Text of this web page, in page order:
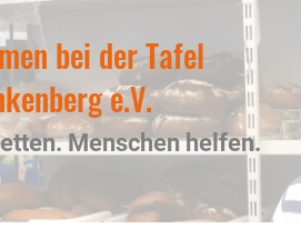
bei der Tafel
e.V.
Menschen helfen.